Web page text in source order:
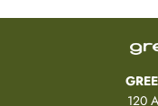
120